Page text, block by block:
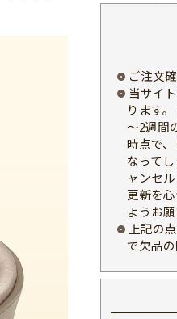
ご注文
当サイ
ります
～2週間
時点で
なって
ャンセ
更新を
ようお願
上記の
で欠品の